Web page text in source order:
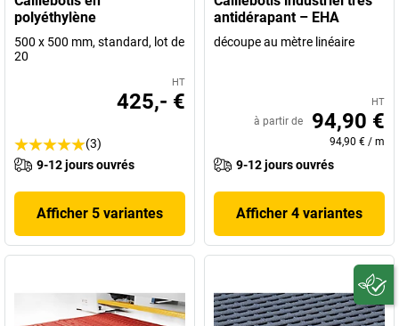
polyéthylène
500 x 500 mm, standard, lot de
20
HT
425,- €
(3)
9-12 jours ouvrés
Afficher 5 variantes
antidérapant – EHA
découpe au mètre linéaire
HT
à partir de 94,90 €
94,90 € / m
9-12 jours ouvrés
Afficher 4 variantes